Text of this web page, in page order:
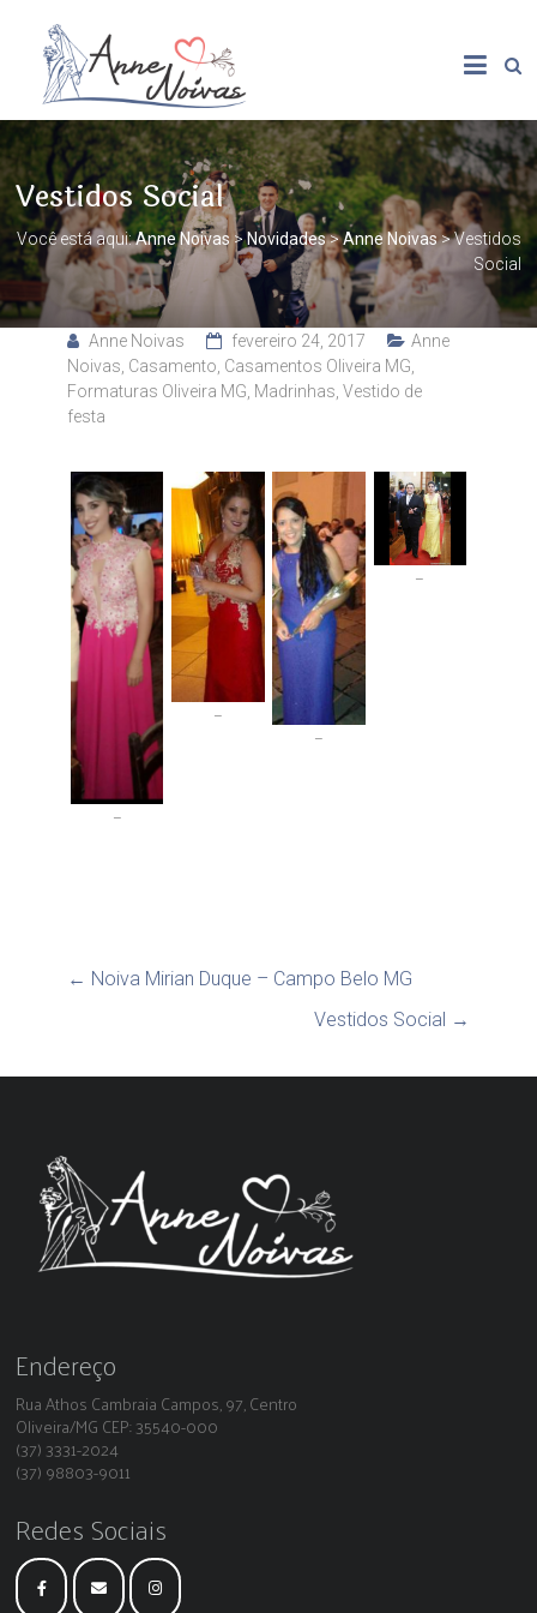
Vestidos Social
Você está aqui:Anne Noivas >Novidades>Anne Noivas>Vestidos
Social
Anne Noivas fevereiro 24, 2017
Anne
Noivas Casamento Casamentos Oliveira MG
Formaturas Oliveira MG Madrinhas Vestido de
festa
–
–
–
–
← Noiva Mirian Duque – Campo Belo MG
Vestidos Social →
Endereço
Rua Athos Cambraia Campos, 97, Centro
Oliveira/MG CEP: 35540-000
(37) 3331-2024
(37) 98803-9011
Redes Sociais